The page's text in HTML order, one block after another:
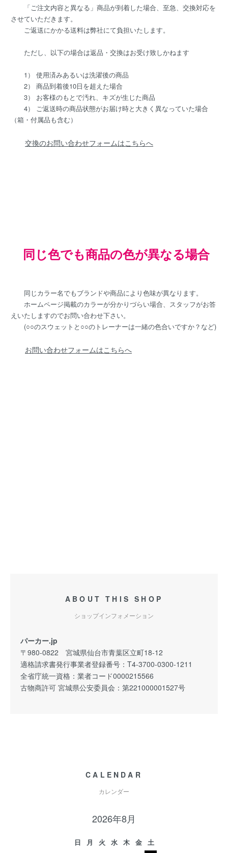
「ご注文内容と異なる」商品が到着した場合、至急、交換対応を
させていただきます。
ご返送にかかる送料は弊社にて負担いたします。
ただし、以下の場合は返品・交換はお受け致しかねます
1） 使用済みあるいは洗濯後の商品
2） 商品到着後10日を超えた場合
3） お客様のもとで汚れ、キズが生じた商品
4） ご返送時の商品状態がお届け時と大きく異なっていた場合
（箱・付属品も含む）
交換のお問い合わせフォームはこちらへ
同じ色でも商品の色が異なる場合
同じカラー名でもブランドや商品により色味が異なります。
ホームページ掲載のカラーが分かりづらい場合、スタッフがお答
えいたしますのでお問い合わせ下さい。
(○○のスウェットと○○のトレーナーは一緒の色合いですか？など)
お問い合わせフォームはこちらへ
ABOUT THIS SHOP
ショップインフォメーション
パーカー.jp
〒980-0822 宮城県仙台市青葉区立町18-12
適格請求書発行事業者登録番号：T4-3700-0300-1211
全省庁統一資格：業者コード0000215566
古物商許可 宮城県公安委員会：第221000001527号
CALENDAR
カレンダー
2026年8月
日 月 火 水 木 金
土